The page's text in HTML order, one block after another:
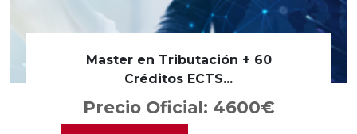
Master en Tributación + 60
Créditos ECTS...
Precio Oficial: 4600€